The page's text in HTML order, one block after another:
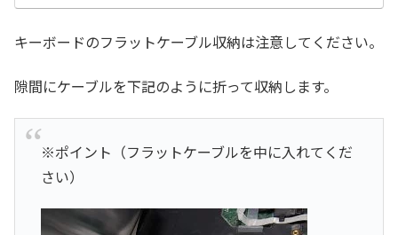
キーボードのフラットケーブル収納は注意してください。
隙間にケーブルを下記のように折って収納します。
※ポイント（フラットケーブルを中に入れてくだ
さい）